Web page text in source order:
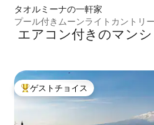
タオルミーナの一軒家
プール付きムーンライトカントリ
エアコン付きのマン
大好評のゲストチョイスです。
ゲストチョイス